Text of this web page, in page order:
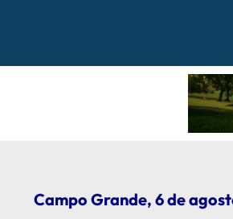
com participação ativa de
a defesa das mulheres com leis e
Campo Grande, 6 de